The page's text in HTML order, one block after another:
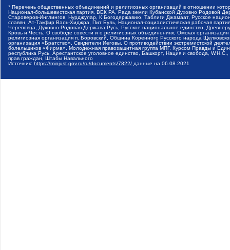
* Перечень общественных объединений и религиозных организаций в отношении
Национал-большевистская партия, ВЕК РА, Рада земли Кубанской Духовно Родовой
Староверов-Инглингов, Нурджулар, К Богодержавию, Таблиги Джамаат, Русское
славян, Ат-Такфир Валь-Хиджра, Пит Буль, Национал-социалистическая рабочая
Череповца, Духовно-Родовая Держава Русь, Русское национальное единство,
Кровь и Честь, О свободе совести и о религиозных объединениях, Омская
религиозная организация п. Боровский, Община Коренного Русского народа
организация «Братство», Свидетели Иеговы, О противодействии экстремистской
болельщиков «Фирма», Молодежная правозащитная группа МПГ, Курсом Правды и
республика Русь, Арестантское уголовное единство, Башкорт, Нация и свобода,
прав граждан, Штабы Навального
Источник: https://minjust.gov.ru/ru/documents/7822/ данные на 06.08.2021